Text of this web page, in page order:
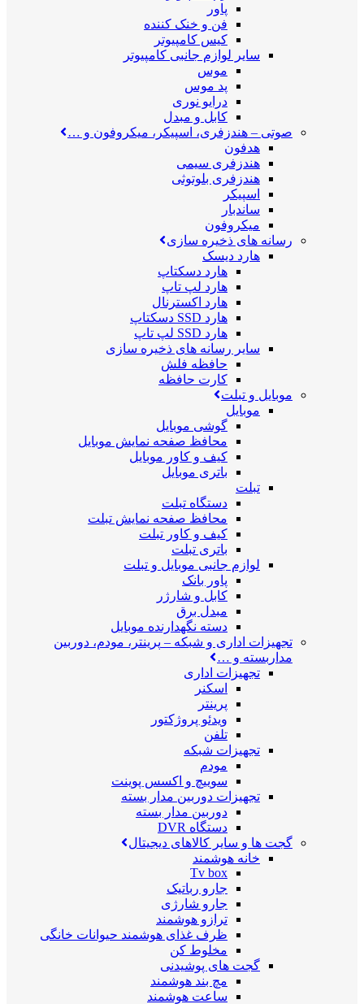
پاور
فن و خنک کننده
کیس کامپیوتر
سایر لوازم جانبی کامپیوتر
موس
پد موس
درایو نوری
کابل و مبدل
صوتی – هندزفری، اسپیکر، میکروفون و …
هدفون
هندزفری سیمی
هندزفری بلوتوثی
اسپیکر
ساندبار
میکروفون
رسانه های ذخیره سازی
هارد دیسک
هارد دسکتاپ
هارد لپ تاپ
هارد اکسترنال
هارد SSD دسکتاپ
هارد SSD لپ تاپ
سایر رسانه های ذخیره سازی
حافظه فلش
کارت حافظه
موبایل و تبلت
موبایل
گوشی موبایل
محافظ صفحه نمایش موبایل
کیف و کاور موبایل
باتری موبایل
تبلت
دستگاه تبلت
محافظ صفحه نمایش تبلت
کیف و کاور تبلت
باتری تبلت
لوازم جانبی موبایل و تبلت
پاور بانک
کابل و شارژر
مبدل برق
دسته نگهدارنده موبایل
تجهیزات اداری و شبکه – پرینتر، مودم، دوربین
مداربسته و …
تجهیزات اداری
اسکنر
پرینتر
ویدئو پروژکتور
تلفن
تجهیزات شبکه
مودم
سوییچ و اکسس پوینت
تجهیزات دوربین مدار بسته
دوربین مدار بسته
دستگاه DVR
گجت ها و سایر کالاهای دیجیتال
خانه هوشمند
Tv box
جارو رباتیک
جارو شارژی
ترازو هوشمند
ظرف غذای هوشمند حیوانات خانگی
مخلوط کن
گجت های پوشیدنی
مچ بند هوشمند
ساعت هوشمند